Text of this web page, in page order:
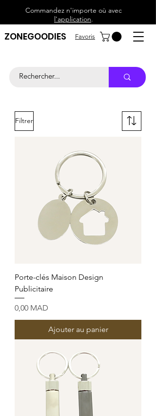
Commandez n'importe où avec
l'application.
ZONEGOODIES Favoris
Filtrer
Porte-clés Maison Design
Publicitaire
Prix
0,00 MAD
Ajouter au panier